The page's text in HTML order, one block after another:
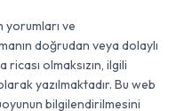
ve
doğrudan veya dolaylı
olmaksızın, ilgili
yazılmaktadır. Bu web
bilgilendirilmesini